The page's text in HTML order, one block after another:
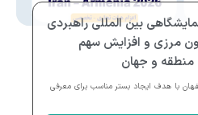
بین المللی راهبردی
مرزی و افزایش سهم
منطقه و جهان
با هدف ایجاد بستر مناسب برای معرفی